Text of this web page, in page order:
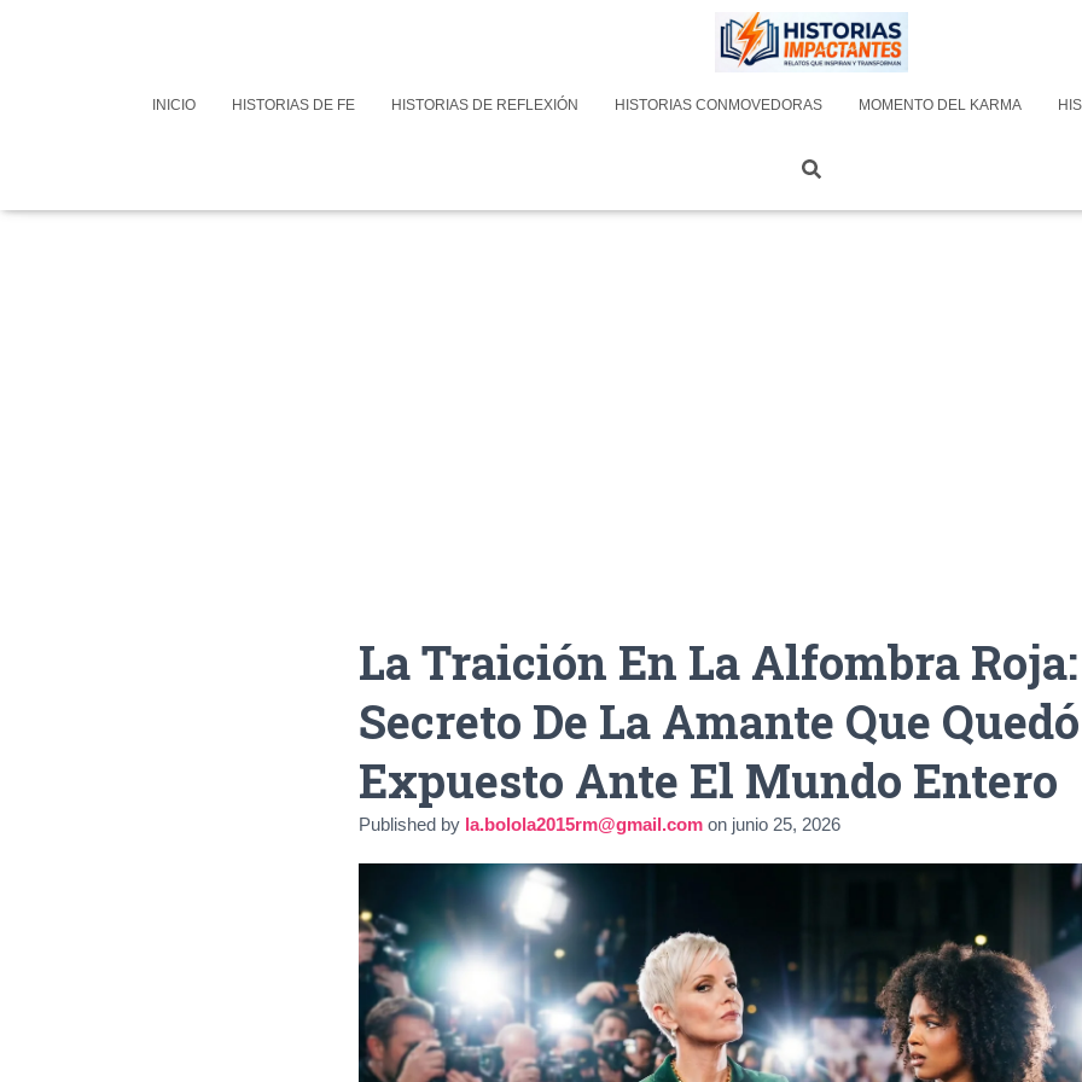
INICIO HISTORIAS DE FE HISTORIAS DE REFLEXIÓN HISTORIAS CONMOVEDORAS MOMENTO DEL KARMA
La Traición En La Alfombra
Secreto De La Amante Que Quedó
Expuesto Ante El Mundo Entero
Published by la.bolola2015rm@gmail.com on junio 25, 2026